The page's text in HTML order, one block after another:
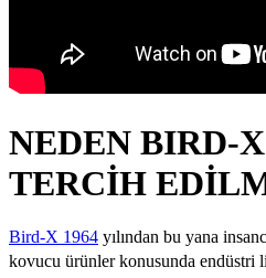
NEDEN BIRD-
TERCİH
Bird-X 1964 yılından bu yana
kovucu ürünler konusunda endüstri